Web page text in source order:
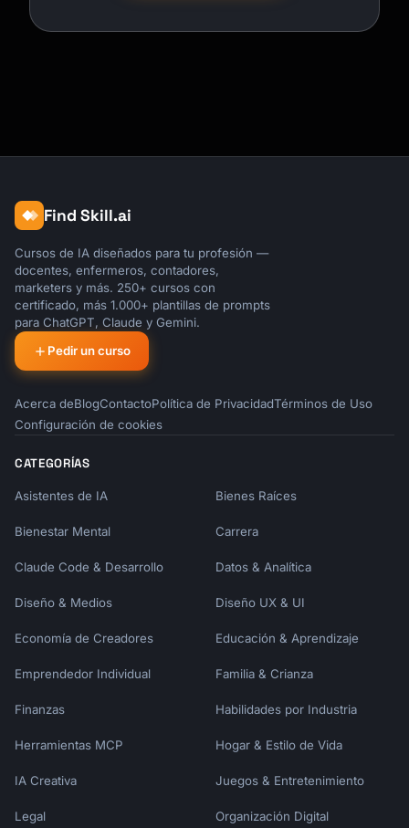
Find Skill.ai
Cursos de IA diseñados para tu profesión —
docentes, enfermeros, contadores,
marketers y más. 250+ cursos con
certificado, más 1.000+ plantillas de prompts
para ChatGPT, Claude y Gemini.
Pedir un curso
Acerca deBlogContactoPolítica de PrivacidadTérminos de Uso
Configuración de cookies
CATEGORÍAS
Asistentes de IA Bienes Raíces
Bienestar Mental Carrera
Claude Code & Desarrollo Datos & Analítica
Diseño & Medios Diseño UX & UI
Economía de Creadores Educación & Aprendizaje
Emprendedor Individual Familia & Crianza
Finanzas Habilidades por Industria
Herramientas MCP Hogar & Estilo de Vida
IA Creativa Juegos & Entretenimiento
Legal Organización Digital